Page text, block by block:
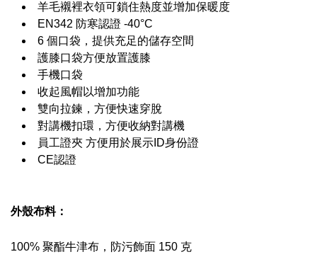
羊毛襯裡衣領可鎖住熱度並增加保暖度
EN342 防寒認證 -40°C
6 個口袋，提供充足的儲存空間
護膝口袋方便放置護膝
手機口袋
收起風帽以增加功能
雙向拉鍊，方便快速穿脫
對講機扣環，方便收納對講機
員工證夾 方便用於展示ID身份證
CE認證
外殼布料：
100% 聚酯牛津布，防污飾面 150 克